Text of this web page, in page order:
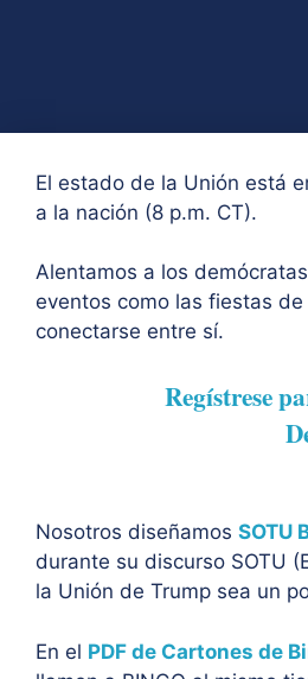
El estado de la Unión está
a la nación (8 p.m. CT).
Alentamos a los
eventos como las fiestas
conectarse entre sí.
Regístrese
Nosotros diseñamos SOTU
durante su discurso SOTU
la Unión de Trump sea un
En el PDF de Cartones de